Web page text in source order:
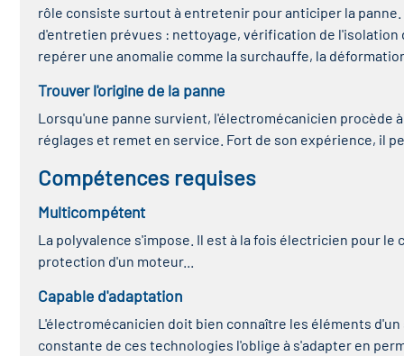
rôle consiste surtout à entretenir pour anticiper la
d'entretien prévues : nettoyage, vérification de
repérer une anomalie comme la surchauffe, la
Trouver l'origine de la panne
Lorsqu'une panne survient, l'électromécanicien procède
réglages et remet en service. Fort de son expérience, il
Compétences requises
Multicompétent
La polyvalence s'impose. Il est à la fois électricien pour
protection d'un moteur...
Capable d'adaptation
L'électromécanicien doit bien connaître les éléments
constante de ces technologies l'oblige à s'adapter en